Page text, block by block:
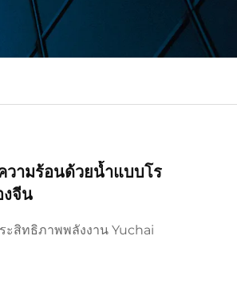
วามร้อนด้วยน้ำแบบโร
จีน
ะสิทธิภาพพลังงาน Yuchai